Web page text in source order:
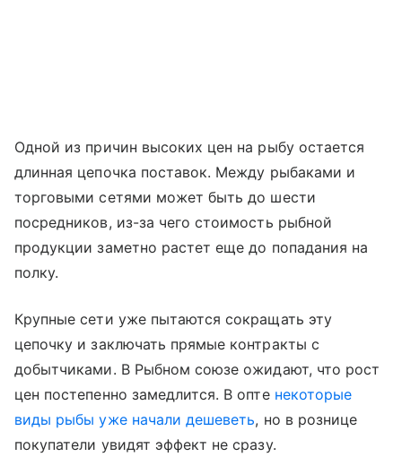
Одной из причин высоких цен на рыбу остается
длинная цепочка поставок. Между рыбаками и
торговыми сетями может быть до шести
посредников, из-за чего стоимость рыбной
продукции заметно растет еще до попадания на
полку.
Крупные сети уже пытаются сокращать эту
цепочку и заключать прямые контракты с
добытчиками. В Рыбном союзе ожидают, что рост
цен постепенно замедлится. В опте некоторые
виды рыбы уже начали дешеветь, но в рознице
покупатели увидят эффект не сразу.